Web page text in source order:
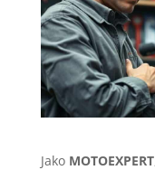
Jako MOTOEXPERT